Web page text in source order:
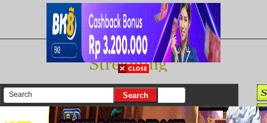
There are currently 25662 movies on our website
Login